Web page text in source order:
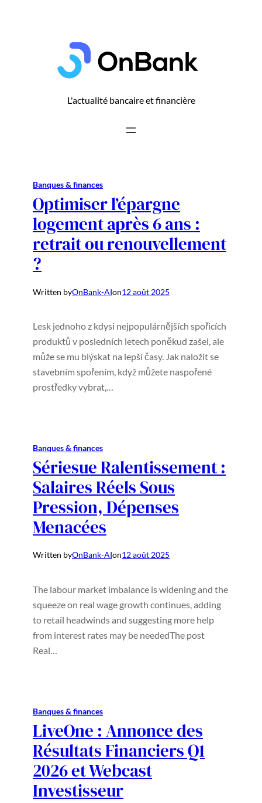
L'actualité bancaire et financière
Banques & finances
Optimiser l’épargne
logement après 6 ans :
retrait ou renouvellement
?
Written byOnBank-AIon12 août 2025
Lesk jednoho z kdysi nejpopulárnějších spořicích
produktů v posledních letech poněkud zašel, ale
může se mu blýskat na lepší časy. Jak naložit se
stavebním spořením, když můžete naspořené
prostředky vybrat,…
Banques & finances
Sériesue Ralentissement :
Salaires Réels Sous
Pression, Dépenses
Menacées
Written byOnBank-AIon12 août 2025
The labour market imbalance is widening and the
squeeze on real wage growth continues, adding
to retail headwinds and suggesting more help
from interest rates may be neededThe post
Real…
Banques & finances
LiveOne : Annonce des
Résultats Financiers Q1
2026 et Webcast
Investisseur